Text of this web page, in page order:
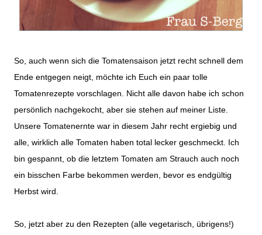
So, auch wenn sich die Tomatensaison jetzt recht schnell dem
Ende entgegen neigt, möchte ich Euch ein paar tolle
Tomatenrezepte vorschlagen. Nicht alle davon habe ich schon
persönlich nachgekocht, aber sie stehen auf meiner Liste.
Unsere Tomatenernte war in diesem Jahr recht ergiebig und
alle, wirklich alle Tomaten haben total lecker geschmeckt. Ich
bin gespannt, ob die letztem Tomaten am Strauch auch noch
ein bisschen Farbe bekommen werden, bevor es endgültig
Herbst wird.
So, jetzt aber zu den Rezepten (alle vegetarisch, übrigens!)